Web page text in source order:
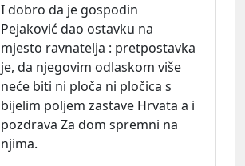
I dobro da je gospodin
Pejaković dao ostavku na
mjesto ravnatelja : pretpostavka
je, da njegovim odlaskom više
neće biti ni ploča ni pločica s
bijelim poljem zastave Hrvata a i
pozdrava Za dom spremni na
njima.